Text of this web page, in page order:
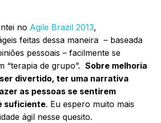
no Agile Brazil 2013,
feitas dessa maneira – baseada
pessoais – facilmente se
“terapia de grupo”. Sobre melhoria
divertido, ter uma narrativa
as pessoas se sentirem
suficiente. Eu espero muito mais
ágil nesse quesito.